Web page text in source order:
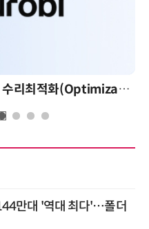
AI 시대의 의사결정을 바꾸는 수리최적화(Optimization): 실제 산업 적용 사례와 활용 전략
만대 '역대 최다'…폴더